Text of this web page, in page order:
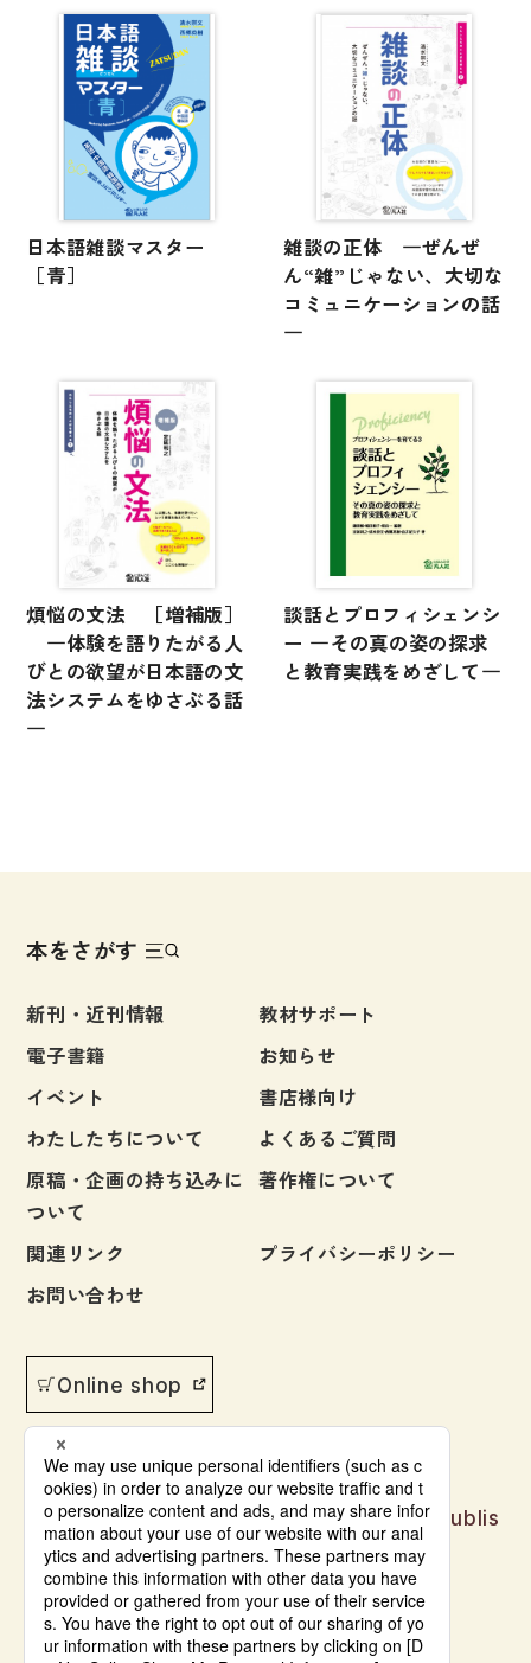
日本語雑談マスター
［青］
雑談の正体 ―ぜんぜ
ん“雑”じゃない、大切な
コミュニケーションの話
―
煩悩の文法 ［増補版］
―体験を語りたがる人
びとの欲望が日本語の文
法システムをゆさぶる話
―
談話とプロフィシェンシ
ー ―その真の姿の探求
と教育実践をめざして―
本をさがす
新刊・近刊情報
教材サポート
電子書籍
お知らせ
イベント
書店様向け
わたしたちについて
よくあるご質問
原稿・企画の持ち込みに
ついて
著作権について
関連リンク
プライバシーポリシー
お問い合わせ
Online shop
Japanese language learning materials publis
hed by Bonjinsha
© Bonjinsha Co., LTD. All Rights Reserved.